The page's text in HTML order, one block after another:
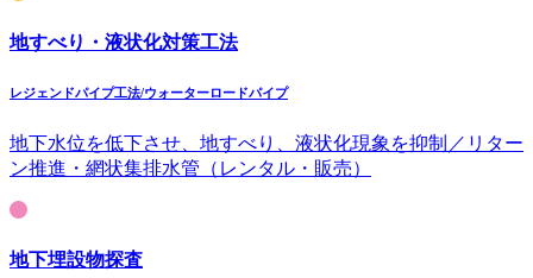
地すべり・液状化対策工法
レジェンドパイプ工法/ウォーターロードパイプ
地下水位を低下させ、地すべり、液状化現象を抑制／リター
ン推進・網状集排水管（レンタル・販売）
地下埋設物探査